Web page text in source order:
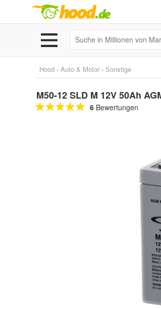
Hood › Auto & Motor › Sonstige
M50-12 SLD M 12V 50Ah
6 Bewertungen